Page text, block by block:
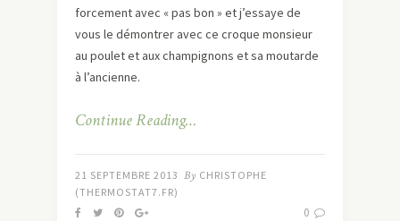
forcement avec « pas bon » et j’essaye de
vous le démontrer avec ce croque monsieur
au poulet et aux champignons et sa moutarde
à l’ancienne.
Continue Reading…
21 SEPTEMBRE 2013 By CHRISTOPHE
(THERMOSTAT7.FR)
0